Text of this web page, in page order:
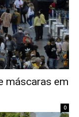
máscaras em
0